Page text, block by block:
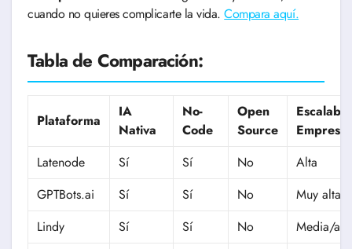
cuando no quieres complicarte la vida.Compara aquí.
Tabla de Comparación:
Plataforma
IA
Nativa
No-
Code
Open
Source
Latenode
Sí Sí No
Alta
GPTBots.ai
Sí Sí No
Muy alta
Lindy
Sí Sí No
Media/